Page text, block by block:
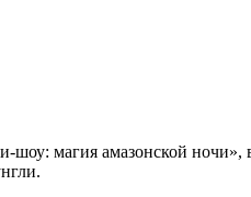
магия амазонской ночи»,